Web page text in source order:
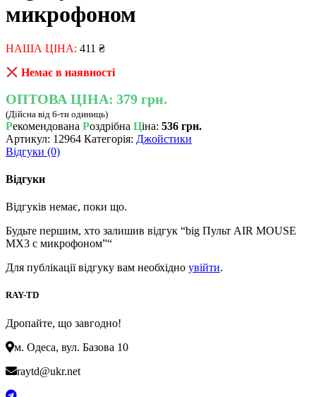
микрофоном
НАША ЦІНА: 411 ₴
Немає в наявності
ОПТОВА ЦІНА: 379 грн.
(Дійсна від 6-ти одиниць)
Рекомендована Роздрібна Ціна: 536 грн.
Артикул: 12964 Категорія: Джойстики
Відгуки (0)
Відгуки
Відгуків немає, поки що.
Будьте першим, хто залишив відгук “big Пульт AIR MOUSE
MX3 с микрофоном”“
Для публікації відгуку вам необхідно увійти.
RAY-TD
Дропайте, що завгодно!
м. Одеса, вул. Базова 10
raytd@ukr.net